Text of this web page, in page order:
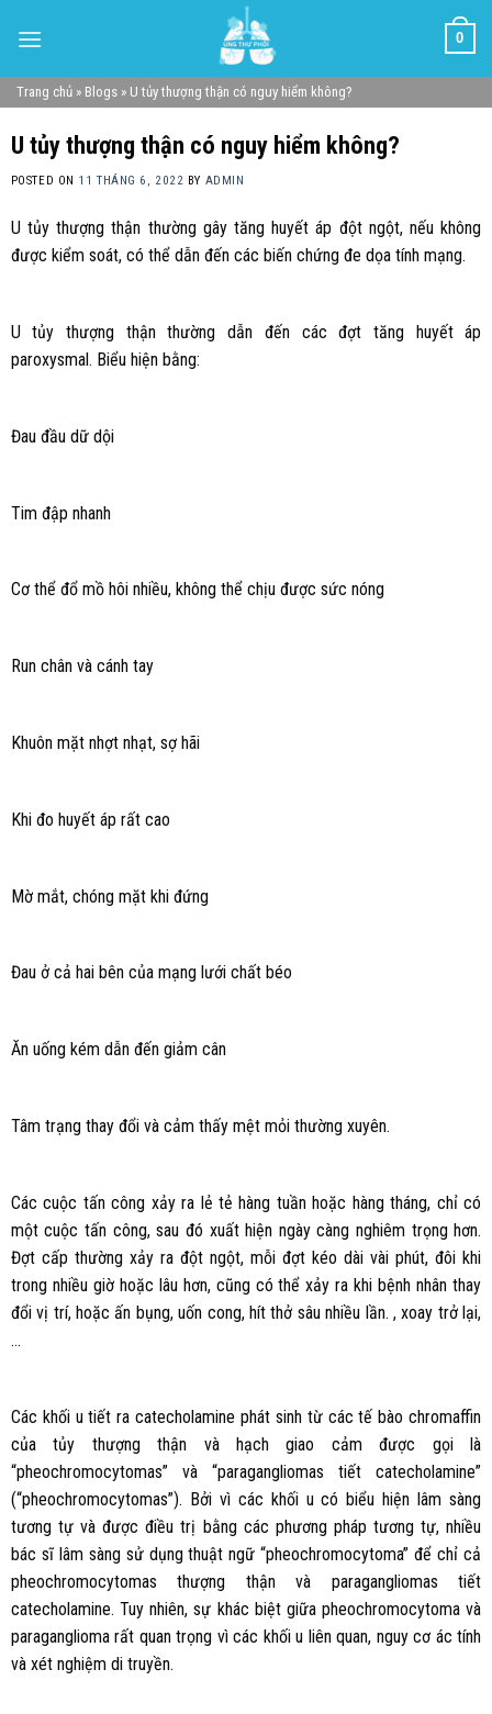
0
Trang chủ » Blogs » U tủy thượng thận có nguy hiểm không?
U tủy thượng thận có nguy hiểm không?
POSTED ON 11 THÁNG 6, 2022 BY ADMIN
U tủy thượng thận thường gây tăng huyết áp đột ngột, nếu không
được kiểm soát, có thể dẫn đến các biến chứng đe dọa tính mạng.
U tủy thượng thận thường dẫn đến các đợt tăng huyết áp
paroxysmal. Biểu hiện bằng:
Đau đầu dữ dội
Tim đập nhanh
Cơ thể đổ mồ hôi nhiều, không thể chịu được sức nóng
Run chân và cánh tay
Khuôn mặt nhợt nhạt, sợ hãi
Khi đo huyết áp rất cao
Mờ mắt, chóng mặt khi đứng
Đau ở cả hai bên của mạng lưới chất béo
Ăn uống kém dẫn đến giảm cân
Tâm trạng thay đổi và cảm thấy mệt mỏi thường xuyên.
Các cuộc tấn công xảy ra lẻ tẻ hàng tuần hoặc hàng tháng, chỉ có
một cuộc tấn công, sau đó xuất hiện ngày càng nghiêm trọng hơn.
Đợt cấp thường xảy ra đột ngột, mỗi đợt kéo dài vài phút, đôi khi
trong nhiều giờ hoặc lâu hơn, cũng có thể xảy ra khi bệnh nhân thay
đổi vị trí, hoặc ấn bụng, uốn cong, hít thở sâu nhiều lần. , xoay trở lại,
…
Các khối u tiết ra catecholamine phát sinh từ các tế bào chromaffin
của tủy thượng thận và hạch giao cảm được gọi là
“pheochromocytomas” và “paragangliomas tiết catecholamine”
(“pheochromocytomas”). Bởi vì các khối u có biểu hiện lâm sàng
tương tự và được điều trị bằng các phương pháp tương tự, nhiều
bác sĩ lâm sàng sử dụng thuật ngữ “pheochromocytoma” để chỉ cả
pheochromocytomas thượng thận và paragangliomas tiết
catecholamine. Tuy nhiên, sự khác biệt giữa pheochromocytoma và
paraganglioma rất quan trọng vì các khối u liên quan, nguy cơ ác tính
và xét nghiệm di truyền.